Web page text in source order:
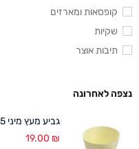
קופסאות ומארזים
שקיות
תיבות אוצר
נצפה לאחרונה
גביע מעץ מיני 6/4.5 ס"מ (50 יח')
19.00 ₪